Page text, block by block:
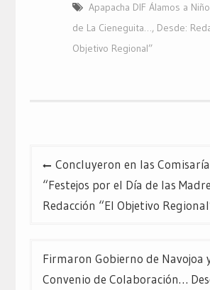
Apapacha DIF Álamos a
de La Cieneguita…, Desde:
Objetivo Regional”
de
entradas
Concluyeron en las
“Festejos por el Día de las
Redacción “El Objetivo
Firmaron Gobierno de Navojoa y
Convenio de Colaboración…